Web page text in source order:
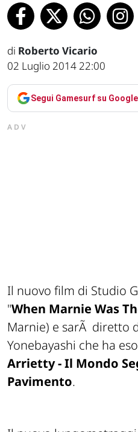
di Roberto Vicario
02 Luglio 2014 22:00
Segui Gamesurf su Google
ADV
Il nuovo film di Studio
"When Marnie Was
Marnie) e sarÃ diretto
Yonebayashi che ha
Arrietty - Il Mondo
Pavimento.